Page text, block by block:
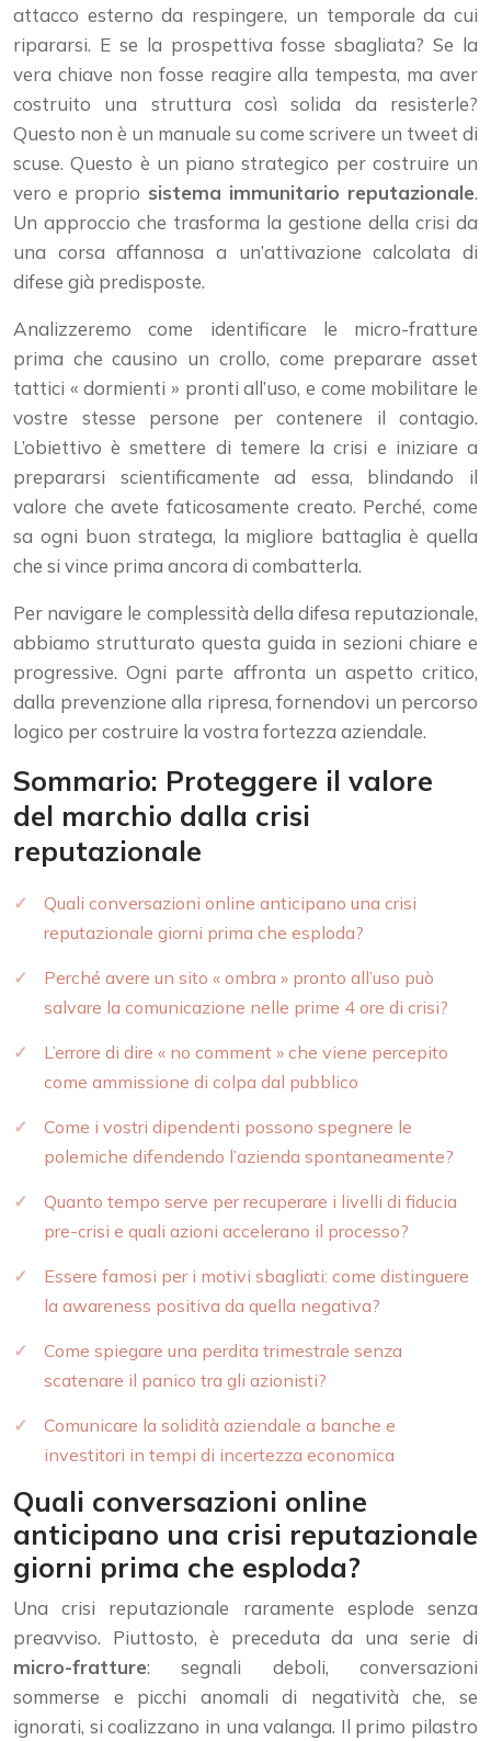
attacco esterno da respingere, un temporale da cui
ripararsi. E se la prospettiva fosse sbagliata? Se la
vera chiave non fosse reagire alla tempesta, ma aver
costruito una struttura così solida da resisterle?
Questo non è un manuale su come scrivere un tweet di
scuse. Questo è un piano strategico per costruire un
vero e proprio sistema immunitario reputazionale.
Un approccio che trasforma la gestione della crisi da
una corsa affannosa a un’attivazione calcolata di
difese già predisposte.
Analizzeremo come identificare le micro-fratture
prima che causino un crollo, come preparare asset
tattici « dormienti » pronti all’uso, e come mobilitare le
vostre stesse persone per contenere il contagio.
L’obiettivo è smettere di temere la crisi e iniziare a
prepararsi scientificamente ad essa, blindando il
valore che avete faticosamente creato. Perché, come
sa ogni buon stratega, la migliore battaglia è quella
che si vince prima ancora di combatterla.
Per navigare le complessità della difesa reputazionale,
abbiamo strutturato questa guida in sezioni chiare e
progressive. Ogni parte affronta un aspetto critico,
dalla prevenzione alla ripresa, fornendovi un percorso
logico per costruire la vostra fortezza aziendale.
Sommario: Proteggere il valore
del marchio dalla crisi
reputazionale
Quali conversazioni online anticipano una crisi
reputazionale giorni prima che esploda?
Perché avere un sito « ombra » pronto all’uso può
salvare la comunicazione nelle prime 4 ore di crisi?
L’errore di dire « no comment » che viene percepito
come ammissione di colpa dal pubblico
Come i vostri dipendenti possono spegnere le
polemiche difendendo l’azienda spontaneamente?
Quanto tempo serve per recuperare i livelli di fiducia
pre-crisi e quali azioni accelerano il processo?
Essere famosi per i motivi sbagliati: come distinguere
la awareness positiva da quella negativa?
Come spiegare una perdita trimestrale senza
scatenare il panico tra gli azionisti?
Comunicare la solidità aziendale a banche e
investitori in tempi di incertezza economica
Quali conversazioni online
anticipano una crisi reputazionale
giorni prima che esploda?
Una crisi reputazionale raramente esplode senza
preavviso. Piuttosto, è preceduta da una serie di
micro-fratture: segnali deboli, conversazioni
sommerse e picchi anomali di negatività che, se
ignorati, si coalizzano in una valanga. Il primo pilastro